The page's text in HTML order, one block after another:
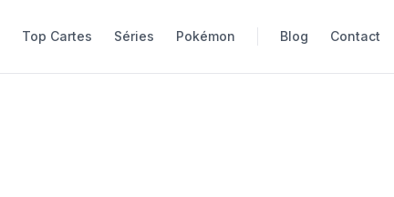
Top Cartes Séries Pokémon Blog Contact
Top Cartes Séries Pokémon Blog Contact